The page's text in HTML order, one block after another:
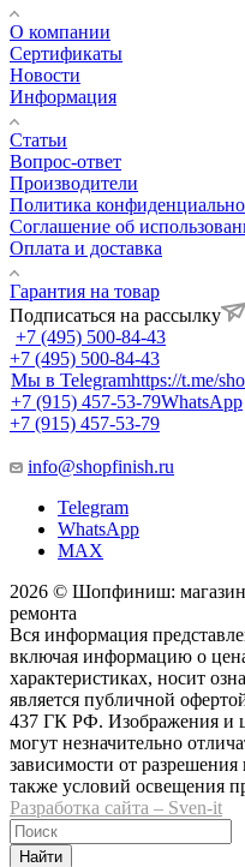
О компании
Сертификаты
Новости
Информация
Статьи
Вопрос-ответ
Производители
Политика
Соглашение об
Оплата и доставка
Гарантия на товар
Подписаться на рассылку
+7 (495) 500-84-43
+7 (495) 500-84-43
Мы в Telegramhttps://t.me/
+7 (915) 457-53-79WhatsApp
+7 (915) 457-53-79
info@shopfinish.ru
Telegram
WhatsApp
MAX
2026 © Шопфиниш: магазин
ремонта
Вся информация
включая информацию о
характеристиках, носит
является публичной
437 ГК РФ. Изображения и
могут незначительно
зависимости от
также условий освещения
Разработка сайта – Sven-it
Найти